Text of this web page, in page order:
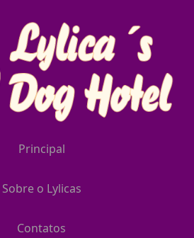
Principal
Sobre o Lylicas
Contatos